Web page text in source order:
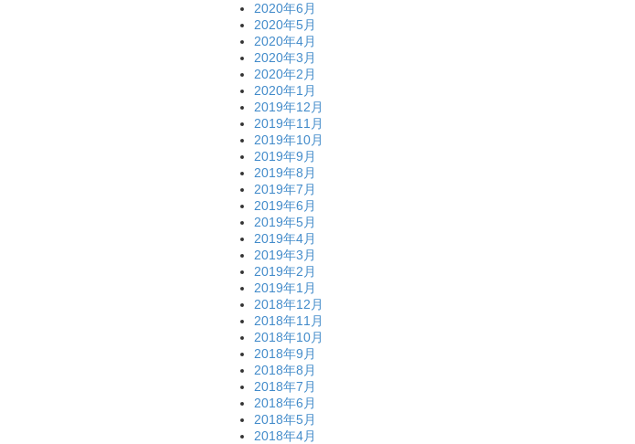
2020年6月
2020年5月
2020年4月
2020年3月
2020年2月
2020年1月
2019年12月
2019年11月
2019年10月
2019年9月
2019年8月
2019年7月
2019年6月
2019年5月
2019年4月
2019年3月
2019年2月
2019年1月
2018年12月
2018年11月
2018年10月
2018年9月
2018年8月
2018年7月
2018年6月
2018年5月
2018年4月